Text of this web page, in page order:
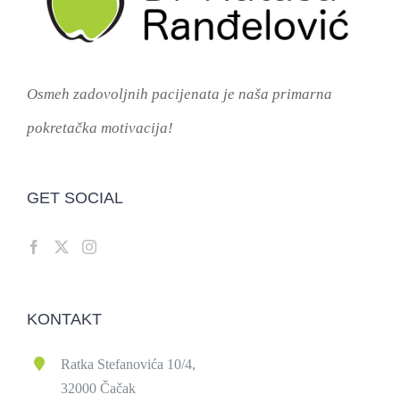
Osmeh zadovoljnih pacijenata je naša primarna
pokretačka motivacija!
GET SOCIAL
KONTAKT
Ratka Stefanovića 10/4,
32000 Čačak